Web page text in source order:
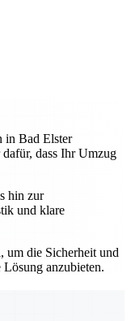
in Bad Elster
dass Ihr Umzug
hin zur
und klare
um die Sicherheit und
anzubieten.